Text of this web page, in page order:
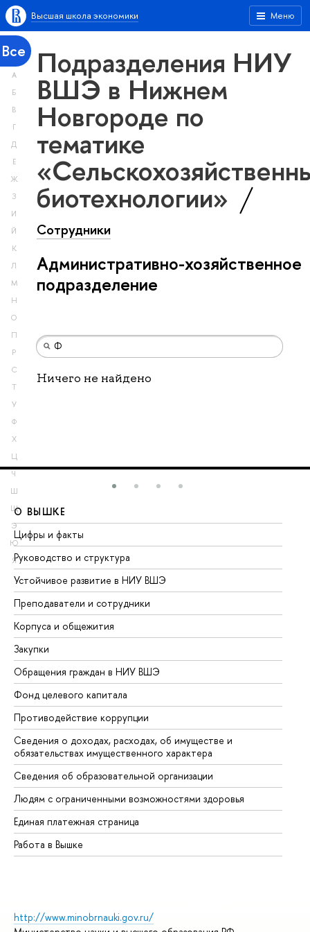
Меню
Высшая школа экономики
Все
А
Б
В
Г
Д
Е
Ж
З
И
Й
К
Л
М
Н
О
П
Р
С
Т
У
Ф
Х
Ц
Ч
Ш
Щ
Э
Ю
Я
Подразделения НИУ
ВШЭ в Нижнем
Новгороде по
тематике
биотехнологии»
Сотрудники
Административно-хозяйственное
подразделение
Ничего не найдено
О ВЫШКЕ
Цифры и факты
Руководство и структура
Устойчивое развитие в НИУ ВШЭ
Преподаватели и сотрудники
Корпуса и общежития
Закупки
Обращения граждан в НИУ ВШЭ
Фонд целевого капитала
Противодействие коррупции
Сведения о доходах, расходах, об имуществе и
обязательствах имущественного характера
Сведения об образовательной организации
Людям с ограниченными возможностями здоровья
Единая платежная страница
Работа в Вышке
http://www.minobrnauki.gov.ru/